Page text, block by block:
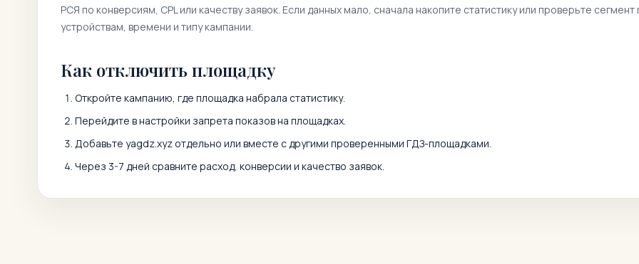
РСЯ по конверсиям, CPL или качеству заявок. Если данных мало, сначала накопите статистику или проверьте сегмент
устройствам, времени и типу кампании.
Как отключить площадку
Откройте кампанию, где площадка набрала статистику.
Перейдите в настройки запрета показов на площадках.
Добавьте yagdz.xyz отдельно или вместе с другими проверенными ГДЗ-площадками.
Через 3-7 дней сравните расход, конверсии и качество заявок.